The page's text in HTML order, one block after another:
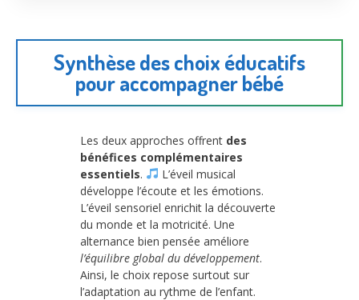
Synthèse des choix éducatifs
pour accompagner bébé
Les deux approches offrent des
bénéfices complémentaires
essentiels.
L’éveil musical
développe l’écoute et les émotions.
L’éveil sensoriel enrichit la découverte
du monde et la motricité. Une
alternance bien pensée améliore
l’équilibre global du développement.
Ainsi, le choix repose surtout sur
l’adaptation au rythme de l’enfant.